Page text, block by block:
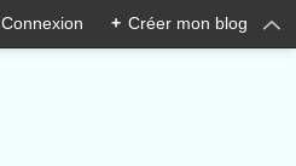
Connexion + Créer mon blog